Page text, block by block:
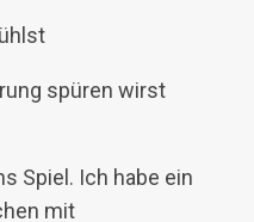
spüren wirst
Spiel. Ich habe ein
mit